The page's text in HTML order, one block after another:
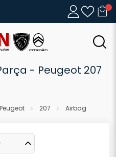
- Peugeot 207
Peugeot 207 Airbag